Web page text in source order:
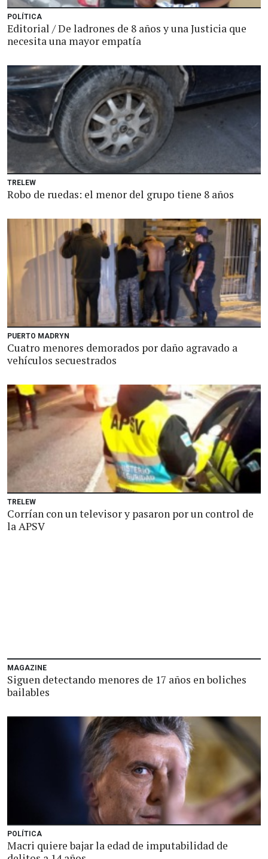
POLÍTICA
Editorial / De ladrones de 8 años y una Justicia que
necesita una mayor empatía
TRELEW
Robo de ruedas: el menor del grupo tiene 8 años
PUERTO MADRYN
Cuatro menores demorados por daño agravado a
vehículos secuestrados
TRELEW
Corrían con un televisor y pasaron por un control de
la APSV
MAGAZINE
Siguen detectando menores de 17 años en boliches
bailables
POLÍTICA
Macri quiere bajar la edad de imputabilidad de